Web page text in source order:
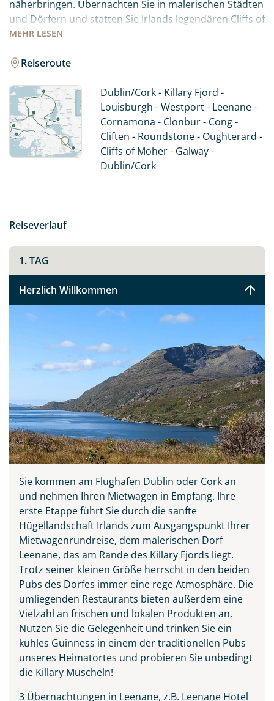
Teile diese Reise
Irland - die grüne Insel
Facebook
MEHR LESEN
näherbringen. Übernachten Sie in malerischen Städten
und Dörfern und statten Sie Irlands legendären Cliffs of
Moher einen Besuch ab. Entschleunigen Sie auf eine
des Wild Atlantic Way unterwegs sind. Obwohl es sich
Fahrt durch Connemara so viel zu sehen und zu
erleben. Wir haben die spektakulärsten Routen für Sie
ausgewählt - durch einsame Täler und an Irlands
einzigem Fjord entlang. Sie übernachten in
gemütlichen und charmanten 3*-Hotels und/oder
Atlantic Way, und entdecken Sie das noch sehr
Reiseroute
Dublin/Cork - Killary Fjord -
Louisburgh - Westport - Leenane -
Cornamona - Clonbur - Cong -
Cliften - Roundstone - Oughterard -
Cliffs of Moher - Galway -
Dublin/Cork
Reiseverlauf
1. TAG
Herzlich Willkommen
Sie kommen am Flughafen Dublin oder Cork an
und nehmen Ihren Mietwagen in Empfang. Ihre
erste Etappe führt Sie durch die sanfte
Hügellandschaft Irlands zum Ausgangspunkt Ihrer
Mietwagenrundreise, dem malerischen Dorf
Leenane, das am Rande des Killary Fjords liegt.
Trotz seiner kleinen Größe herrscht in den beiden
Pubs des Dorfes immer eine rege Atmosphäre. Die
umliegenden Restaurants bieten außerdem eine
Vielzahl an frischen und lokalen Produkten an.
Nutzen Sie die Gelegenheit und trinken Sie ein
kühles Guinness in einem der traditionellen Pubs
unseres Heimatortes und probieren Sie unbedingt
die Killary Muscheln!
3 Übernachtungen in Leenane, z.B. Leenane Hotel